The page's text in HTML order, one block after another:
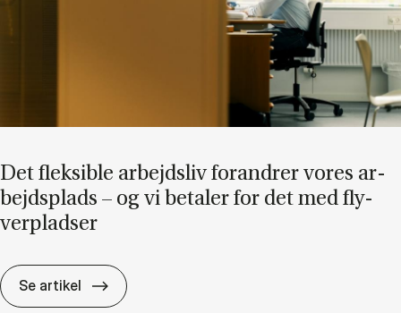
Det flek­sib­le ar­bejds­liv for­an­drer vo­res ar­
bejds­plads – og vi be­ta­ler for det med fly­
ver­plad­ser
Se artikel Det flek­sib­le ar­bejds­liv for­an­drer vo­res